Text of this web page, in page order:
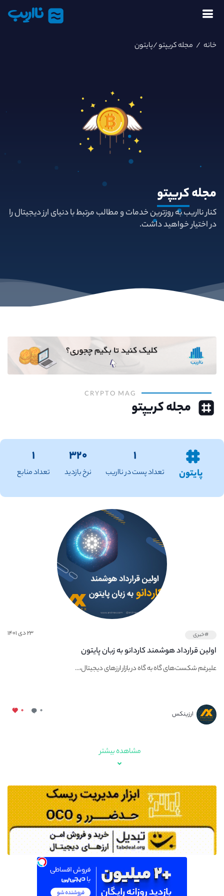
نااریب
خانه / مجله کریپتو/پایتون
مجلهکریپتو
کنار نااریب به روزترین خدمات و مطالب مرتبط با دنیای ارز دیجیتال را
در اختیار خواهید داشت.
CRYPTO MAG
مجله کریپتو
پایتون
۱
تعداد پست در نااریب
۳۲۰
نرخ بازدید
۱
تعداد منابع
#خبری ۲۳ دی ۱۴۰۱
اولین قرارداد هوشمند کاردانو به زبان پایتون
علیرغم شکست‌های گاه به گاه در بازار ارزهای دیجیتال،...
ارزینکس ۰ ۰
مشاهده بیشتر